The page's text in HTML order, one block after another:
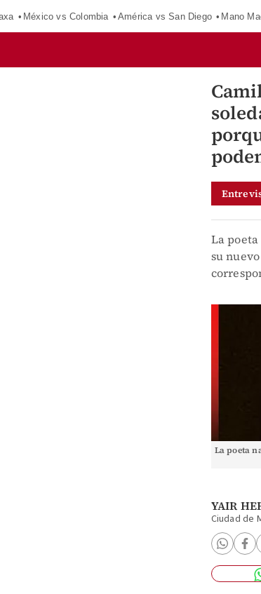
México vs Colombia América vs San Diego Mano
La
su
La poeta
YAIR
Ciudad de